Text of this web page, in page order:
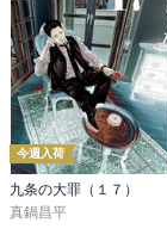
今週入荷
九条の大罪（１７）
真鍋昌平